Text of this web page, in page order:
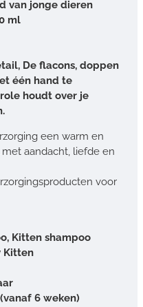
van jonge dieren
ml
De flacons, doppen
één hand te
houdt over je
een warm en
aandacht, liefde en
voor
Kitten shampoo
Kitten
6 weken)